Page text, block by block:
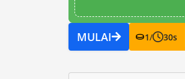
MULAI 1/ 30s